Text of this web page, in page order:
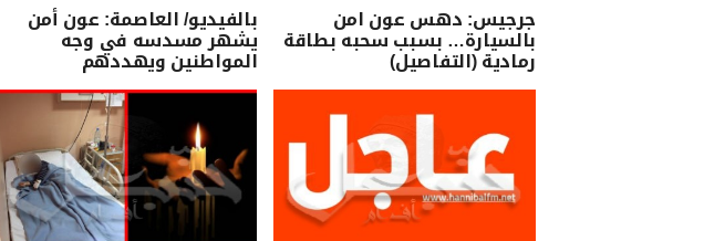
جرجيس: دهس عون امن
بالسيارة… بسبب سحبه بطاقة
رمادية (التفاصيل)
بالفيديو/ العاصمة: عون أمن
يشهر مسدسه في وجه
المواطنين ويهددهم